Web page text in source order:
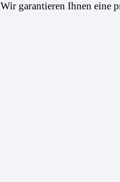
Wir garantieren Ihnen eine